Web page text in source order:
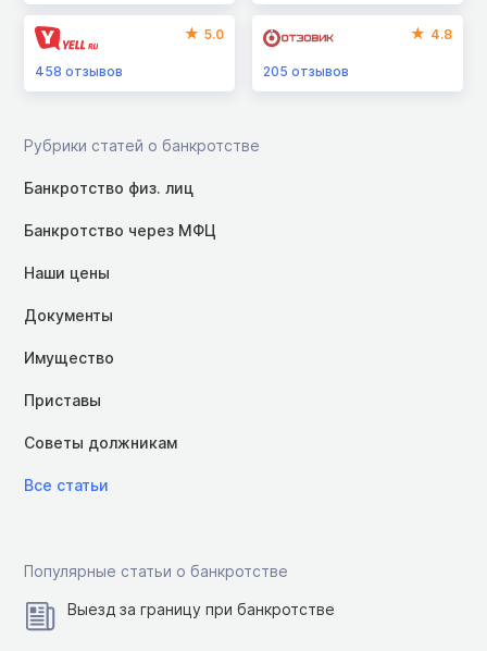
5.0
458 отзывов
4.8
205отзывов
Рубрики статей о банкротстве
Банкротство физ. лиц
Банкротство через МФЦ
Наши цены
Документы
Имущество
Приставы
Советы должникам
Все статьи
Популярные статьи о банкротстве
Выезд за границу при банкротстве